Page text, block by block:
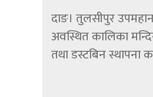
दाङ। तुलसीपुर
अवस्थित कालिका
तथा डस्टबिन स्थापना